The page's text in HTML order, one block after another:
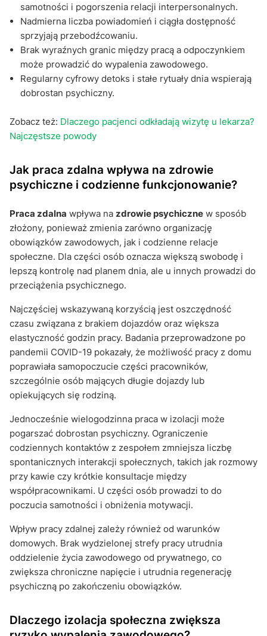
samotności i pogorszenia relacji interpersonalnych.
Nadmierna liczba powiadomień i ciągła dostępność
sprzyjają przebodźcowaniu.
Brak wyraźnych granic między pracą a odpoczynkiem
może prowadzić do wypalenia zawodowego.
Regularny cyfrowy detoks i stałe rytuały dnia wspierają
dobrostan psychiczny.
Zobacz też: Dlaczego pacjenci odkładają wizytę u lekarza?
Najczęstsze powody
Jak praca zdalna wpływa na zdrowie
psychiczne i codzienne funkcjonowanie?
Praca zdalna wpływa na zdrowie psychiczne w sposób
złożony, ponieważ zmienia zarówno organizację
obowiązków zawodowych, jak i codzienne relacje
społeczne. Dla części osób oznacza większą swobodę i
lepszą kontrolę nad planem dnia, ale u innych prowadzi do
przeciążenia psychicznego.
Najczęściej wskazywaną korzyścią jest oszczędność
czasu związana z brakiem dojazdów oraz większa
elastyczność godzin pracy. Badania przeprowadzone po
pandemii COVID-19 pokazały, że możliwość pracy z domu
poprawiała samopoczucie części pracowników,
szczególnie osób mających długie dojazdy lub
opiekujących się rodziną.
Jednocześnie wielogodzinna praca w izolacji może
pogarszać dobrostan psychiczny. Ograniczenie
codziennych kontaktów z zespołem zmniejsza liczbę
spontanicznych interakcji społecznych, takich jak rozmowy
przy kawie czy krótkie konsultacje między
współpracownikami. U części osób prowadzi to do
poczucia samotności i obniżenia motywacji.
Wpływ pracy zdalnej zależy również od warunków
domowych. Brak wydzielonej strefy pracy utrudnia
oddzielenie życia zawodowego od prywatnego, co
zwiększa chroniczne napięcie i utrudnia regenerację
psychiczną po zakończeniu obowiązków.
Dlaczego izolacja społeczna zwiększa